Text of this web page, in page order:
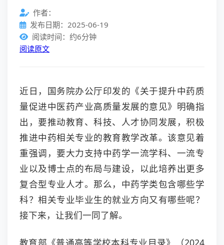
作者：
发布日期：2025-06-19
阅读时间：约6分钟
阅读原文
近日，国务院办公厅印发的《关于提升中药质
量促进中医药产业高质量发展的意见》明确指
出，要推动教育、科技、人才协同发展，积极
推进中药相关专业的教育教学改革。该意见着
重强调， 要大力支持中药学一流学科、一流专
业以及博士点的布局与建设，以此培养出更多
复合型专业人才。 那么，中药学类包含哪些学
科？相关专业毕业生的就业方向又有哪些呢？
接下来，让我们一同了解。
教育部《普通高等学校本科专业目录》（2024